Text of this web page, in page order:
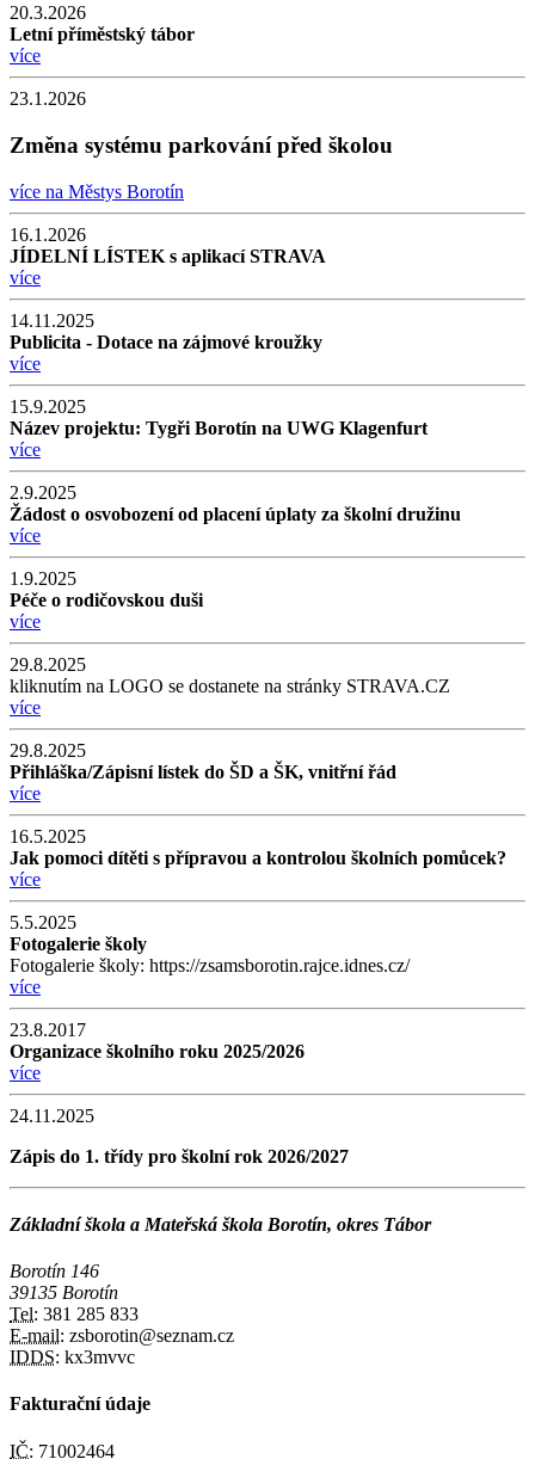
20.3.2026
Letní příměstský tábor
více
23.1.2026
Změna systému parkování před školou
více na Městys Borotín
16.1.2026
JÍDELNÍ LÍSTEK s aplikací STRAVA
více
14.11.2025
Publicita - Dotace na zájmové kroužky
více
15.9.2025
Název projektu: Tygři Borotín na UWG Klagenfurt
více
2.9.2025
Žádost o osvobození od placení úplaty za školní družinu
více
1.9.2025
Péče o rodičovskou duši
více
29.8.2025
kliknutím na LOGO se dostanete na stránky STRAVA.CZ
více
29.8.2025
Přihláška/Zápisní lístek do ŠD a ŠK, vnitřní řád
více
16.5.2025
Jak pomoci dítěti s přípravou a kontrolou školních pomůcek?
více
5.5.2025
Fotogalerie školy
Fotogalerie školy: https://zsamsborotin.rajce.idnes.cz/
více
23.8.2017
Organizace školního roku 2025/2026
více
24.11.2025
Zápis do 1. třídy pro školní rok 2026/2027
Základní škola a Mateřská škola Borotín, okres Tábor
Borotín 146
39135 Borotín
Tel: 381 285 833
E-mail: zsborotin@seznam.cz
IDDS: kx3mvvc
Fakturační údaje
IČ: 71002464